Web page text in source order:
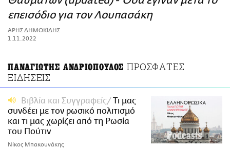
ΑΜΠΑ
PRINT
επεισόδιο για τον Λουπασάκη
ΑΡΗΣ ΔΗΜΟΚΙΔΗΣ
1.11.2022
ΠΑΝΑΓΙΩΤΗΣ ΑΝΔΡΙΟΠΟΥΛΟΣ ΠΡΟΣΦΑΤΕΣ
ΕΙΔΗΣΕΙΣ
Βιβλία και Συγγραφείς
Τι μας
συνδέει με τον ρωσικό πολιτισμό
και τι μας χωρίζει από τη Ρωσία
του Πούτιν
Νίκος Μπακουνάκης